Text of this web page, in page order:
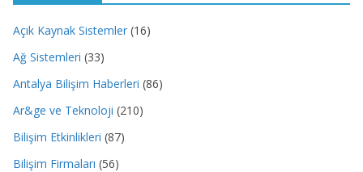
Açık Kaynak Sistemler (16)
Ağ Sistemleri (33)
Antalya Bilişim Haberleri (86)
Ar&ge ve Teknoloji (210)
Bilişim Etkinlikleri (87)
Bilişim Firmaları (56)